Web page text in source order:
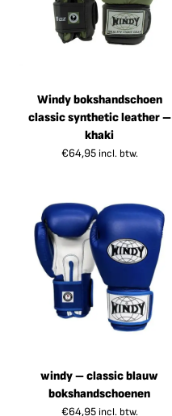
Windy bokshandschoen
classic synthetic leather –
khaki
€64,95 incl. btw.
windy – classic blauw
bokshandschoenen
€64,95 incl. btw.